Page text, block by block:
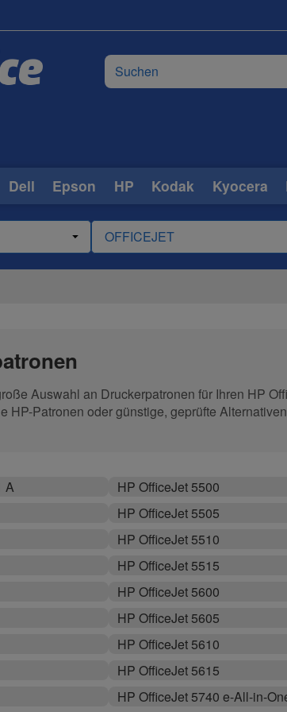
Dell Epson HP Kodak Kyocera
Auswahl an Druckerpatronen für Ihren HP
HP-Patronen oder günstige, geprüfte
A
HP OfficeJet 5500
HP OfficeJet 5505
HP OfficeJet 5510
HP OfficeJet 5515
HP OfficeJet 5600
HP OfficeJet 5605
HP OfficeJet 5610
HP OfficeJet 5615
HP OfficeJet 5740 e-All-in-